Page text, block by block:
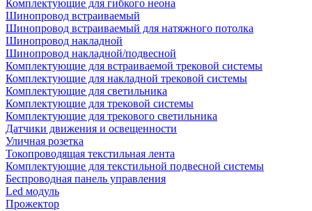
Комплектующие для гибкого неона
Шинопровод встраиваемый
Шинопровод встраиваемый для натяжного потолка
Шинопровод накладной
Шинопровод накладной/подвесной
Комплектующие для встраиваемой трековой системы
Комплектующие для накладной трековой системы
Комплектующие для светильника
Комплектующие для трековой системы
Комплектующие для трекового светильника
Датчики движения и освещенности
Уличная розетка
Токопроводящая текстильная лента
Комплектующие для текстильной подвесной системы
Беспроводная панель управления
Led модуль
Прожектор